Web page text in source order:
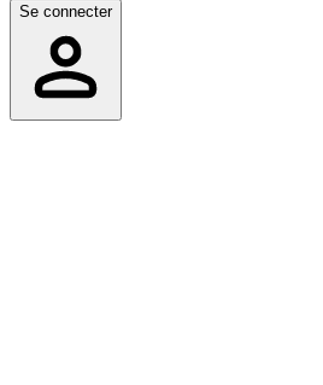
Se connecter